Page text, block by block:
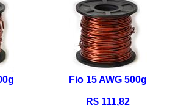
Fio 15 AWG 500g
R$ 111,82